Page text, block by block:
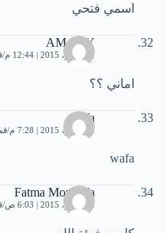
اسمي فتحي
AMANY
2 نوفمبر، 2015 | 12:44 م
اماني ؟؟
wafa
2 نوفمبر، 2015 | 7:28 م
wafa
Fatma Moustafa
3 نوفمبر، 2015 | 6:03 ص